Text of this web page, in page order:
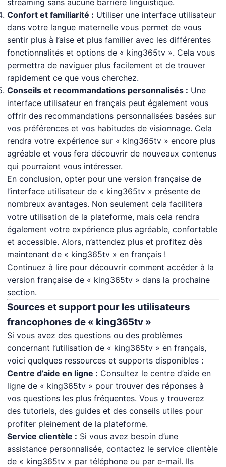
streaming sans aucune barrière linguistique.
Confort et familiarité : Utiliser une interface utilisateur
dans votre langue maternelle vous permet de vous
sentir plus à l’aise et plus familier avec les différentes
fonctionnalités et options de « king365tv ». Cela vous
permettra de naviguer plus facilement et de trouver
rapidement ce que vous cherchez.
Conseils et recommandations personnalisés : Une
interface utilisateur en français peut également vous
offrir des recommandations personnalisées basées sur
vos préférences et vos habitudes de visionnage. Cela
rendra votre expérience sur « king365tv » encore plus
agréable et vous fera découvrir de nouveaux contenus
qui pourraient vous intéresser.
En conclusion, opter pour une version française de
l’interface utilisateur de « king365tv » présente de
nombreux avantages. Non seulement cela facilitera
votre utilisation de la plateforme, mais cela rendra
également votre expérience plus agréable, confortable
et accessible. Alors, n’attendez plus et profitez dès
maintenant de « king365tv » en français !
Continuez à lire pour découvrir comment accéder à la
version française de « king365tv » dans la prochaine
section.
Sources et support pour les utilisateurs
francophones de « king365tv »
Si vous avez des questions ou des problèmes
concernant l’utilisation de « king365tv » en français,
voici quelques ressources et supports disponibles :
Centre d’aide en ligne : Consultez le centre d’aide en
ligne de « king365tv » pour trouver des réponses à
vos questions les plus fréquentes. Vous y trouverez
des tutoriels, des guides et des conseils utiles pour
profiter pleinement de la plateforme.
Service clientèle : Si vous avez besoin d’une
assistance personnalisée, contactez le service clientèle
de « king365tv » par téléphone ou par e-mail. Ils